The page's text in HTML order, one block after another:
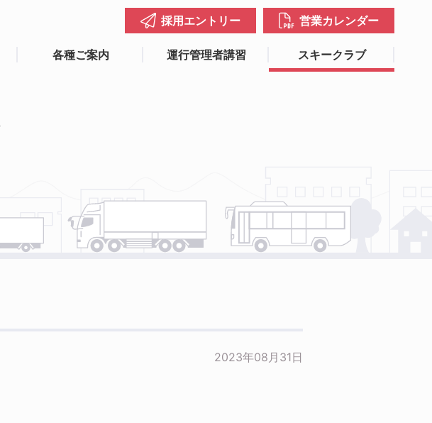
各種ご案内 運行管理者講習 スキークラブ
採用エントリー 営業カレンダー
2023年08月31日